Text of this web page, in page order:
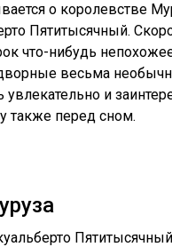
о королевстве
Пятитысячный.
что-нибудь
весьма
и
также перед сном.